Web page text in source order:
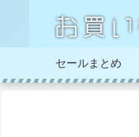
セールまとめ